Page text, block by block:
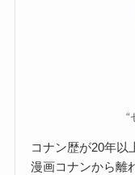
“
コナン歴が20年以
漫画コナンから離